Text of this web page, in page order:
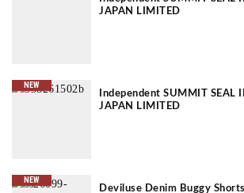
JAPAN LIMITED
NEW
Independent SUMMIT SEAL
JAPAN LIMITED
NEW
Deviluse Denim Buggy